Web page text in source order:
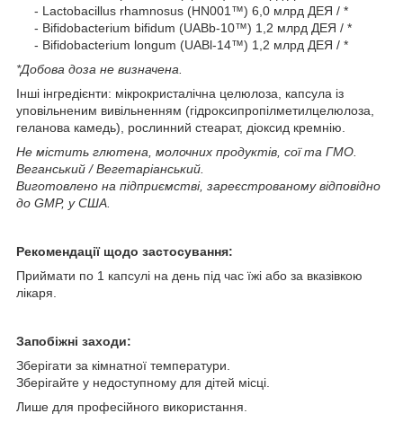
- Lactobacillus rhamnosus (HN001™) 6,0 млрд ДЕЯ / *
- Bifidobacterium bifidum (UABb-10™) 1,2 млрд ДЕЯ / *
- Bifidobacterium longum (UABl-14™) 1,2 млрд ДЕЯ / *
*Добова доза не визначена.
Інші інгредієнти: мікрокристалічна целюлоза, капсула із
уповільненим вивільненням (гідроксипропілметилцелюлоза,
геланова камедь), рослинний стеарат, діоксид кремнію.
Не містить глютена, молочних продуктів, сої та ГМО.
Веганський / Вегетаріанський.
Виготовлено на підприємстві, зареєстрованому відповідно
до GMP, у США.
Рекомендації щодо застосування:
Приймати по 1 капсулі на день під час їжі або за вказівкою
лікаря.
Запобіжні заходи:
Зберігати за кімнатної температури.
Зберігайте у недоступному для дітей місці.
Лише для професійного використання.